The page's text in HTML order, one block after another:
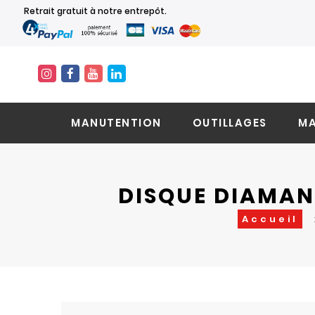
Retrait gratuit à notre entrepôt.
MANUTENTION OUTILLAGES
DISQUE
Accueil